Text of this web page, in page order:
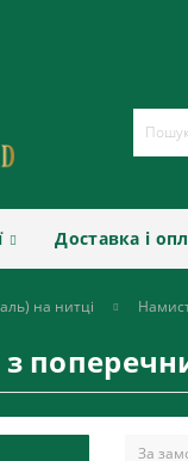
Доставка і
на нитці